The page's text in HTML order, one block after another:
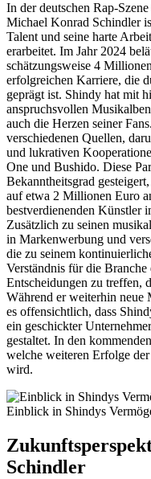
In der deutschen Rap-
Michael Konrad Schindler
Talent und seine harte
erarbeitet. Im Jahr 2024
schätzungsweise 4
erfolgreichen Karriere, die
geprägt ist. Shindy hat mit
anspruchsvollen
auch die Herzen seiner
verschiedenen Quellen,
und lukrativen
One und Bushido. Diese
Bekanntheitsgrad
auf etwa 2 Millionen Euro
bestverdienenden Künstler
Zusätzlich zu seinen
in Markenwerbung und
die zu seinem
Verständnis für die
Entscheidungen zu treffen,
Während er weiterhin
es offensichtlich, dass
ein geschickter
gestaltet. In den
welche weiteren Erfolge
wird.
Einblick in Shindys
Schindler